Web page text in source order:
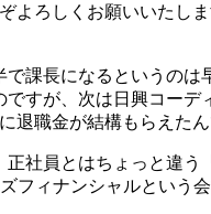
ろしくお願いいたし
課長になるというの
すが、次は日興コー
退職金が結構もらえたん
社員とはちょっと違
ィナンシャルという